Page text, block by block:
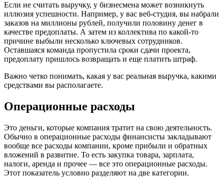
Если не считать выручку, у бизнесмена может возникнуть
иллюзия успешности. Например, у вас веб-студия, вы набрали
заказов на миллионы рублей, получили половину денег в
качестве предоплаты. А затем из коллектива по какой-то
причине выбыли несколько ключевых сотрудников.
Оставшаяся команда пропустила сроки сдачи проекта,
предоплату пришлось возвращать и еще платить штраф.
Важно четко понимать, какая у вас реальная выручка, какими
средствами вы располагаете.
Операционные расходы
Это деньги, которые компания тратит на свою деятельность.
Обычно в операционные расходы финансисты закладывают
вообще все расходы компании, кроме прибыли и обратных
вложений в развитие. То есть закупка товара, зарплата,
налоги, аренда и прочее — все это операционные расходы.
Этот показатель условно разделяют на две категории.